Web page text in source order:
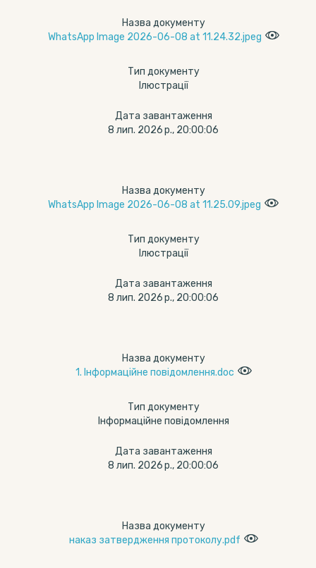
Назва документу
WhatsApp Image 2026-06-08 at 11.24.32.jpeg
Тип документу
Ілюстрації
Дата завантаження
8 лип. 2026 р., 20:00:06
Назва документу
WhatsApp Image 2026-06-08 at 11.25.09.jpeg
Тип документу
Ілюстрації
Дата завантаження
8 лип. 2026 р., 20:00:06
Назва документу
1. Інформаційне повідомлення.doc
Тип документу
Інформаційне повідомлення
Дата завантаження
8 лип. 2026 р., 20:00:06
Назва документу
наказ затвердження протоколу.pdf